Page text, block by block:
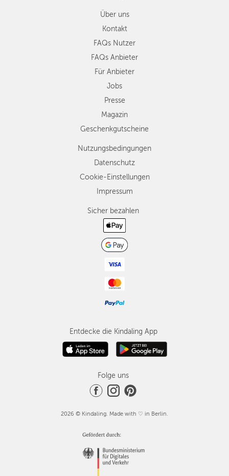
Über uns
Kontakt
FAQs Nutzer
FAQs Anbieter
Für Anbieter
Jobs
Presse
Magazin
Geschenkgutscheine
Nutzungsbedingungen
Datenschutz
Cookie-Einstellungen
Impressum
Sicher bezahlen
Entdecke die Kindaling App
Folge uns
2026 © Kindaling. Made with ♡ in Berlin.